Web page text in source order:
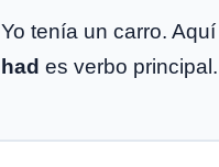
Yo tenía un carro. Aquí
had es verbo